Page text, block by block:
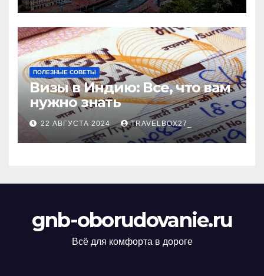
ПОЛЕЗНЫЕ СОВЕТЫ
Визы в Индию: Все, что вам
нужно знать
22 АВГУСТА 2024 TRAVELBOX27_
gnb-oborudovanie.ru
Всё для комфорта в дороге